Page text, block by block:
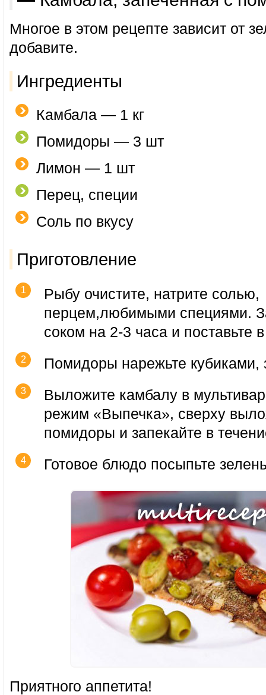
Многое в этом рецепте зависит от
добавите.
Ингредиенты
Камбала — 1 кг
Помидоры — 3 шт
Лимон — 1 шт
Перец, специи
Соль по вкусу
Приготовление
Рыбу очистите, натрите солью,
перцем,любимыми специями.
соком на 2-3 часа и поставьте
Помидоры нарежьте кубиками,
Выложите камбалу в
режим «Выпечка», сверху
помидоры и запекайте в
Готовое блюдо посыпьте
Приятного аппетита!